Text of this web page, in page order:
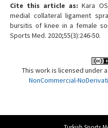
Cite this article as: Kara
medial collateral ligament
bursitis of knee in a female
Sports Med. 2020;55(3):246-50.
This work is licensed under a
NonCommercial-